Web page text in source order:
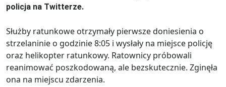
policja na Twitterze.
Służby ratunkowe otrzymały pierwsze doniesienia o
strzelaninie o godzinie 8:05 i wysłały na miejsce policję
oraz helikopter ratunkowy. Ratownicy próbowali
reanimować poszkodowaną, ale bezskutecznie. Zginęła
ona na miejscu zdarzenia.